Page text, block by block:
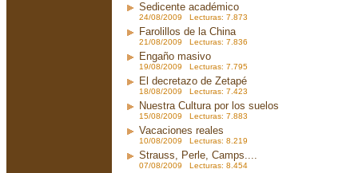
Sedicente académico
24/08/2009 Lecturas: 7.873
Farolillos de la China
21/08/2009 Lecturas: 7.836
Engaño masivo
19/08/2009 Lecturas: 7.795
El decretazo de Zetapé
18/08/2009 Lecturas: 7.423
Nuestra Cultura por los suelos
15/08/2009 Lecturas: 7.883
Vacaciones reales
10/08/2009 Lecturas: 8.219
Strauss, Perle, Camps....
07/08/2009 Lecturas: 8.454